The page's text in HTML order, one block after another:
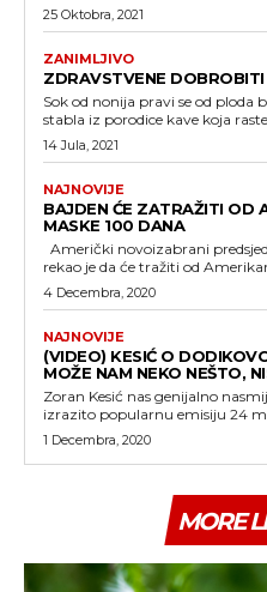
25 Oktobra, 2021
ZANIMLJIVO
ZDRAVSTVENE
Sok od nonija pravi se od ploda
stabla iz porodice kave koja
14 Jula, 2021
NAJNOVIJE
BAJDEN ĆE ZATRAŽITI OD
MASKE 100 DANA
rekao je da će tražiti od
4 Decembra, 2020
NAJNOVIJE
(VIDEO) KESIĆ O
MOŽE NAM NEKO NEŠTO,
Zoran Kesić nas genijalno
1 Decembra, 2020
MORE